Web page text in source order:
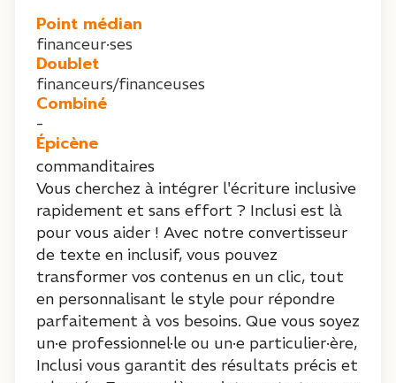
Point médian
financeur·ses
Doublet
financeurs/financeuses
Combiné
-
Épicène
commanditaires
Vous cherchez à intégrer l'écriture inclusive
rapidement et sans effort ? Inclusi est là
pour vous aider ! Avec notre convertisseur
de texte en inclusif, vous pouvez
transformer vos contenus en un clic, tout
en personnalisant le style pour répondre
parfaitement à vos besoins. Que vous soyez
un·e professionnel·le ou un·e particulier·ère,
Inclusi vous garantit des résultats précis et